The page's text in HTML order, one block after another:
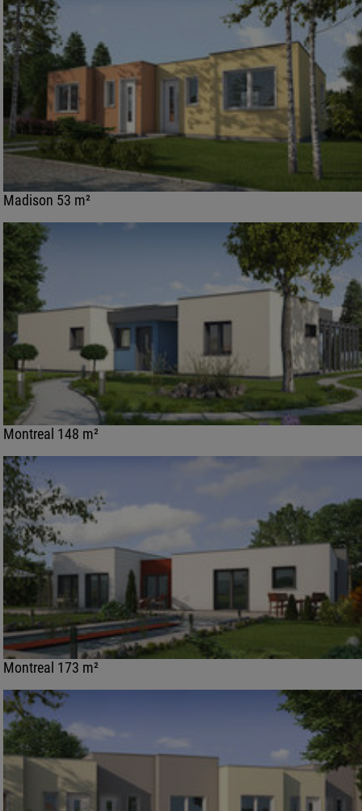
Madison 53 m²
Montreal 148 m²
Montreal 173 m²